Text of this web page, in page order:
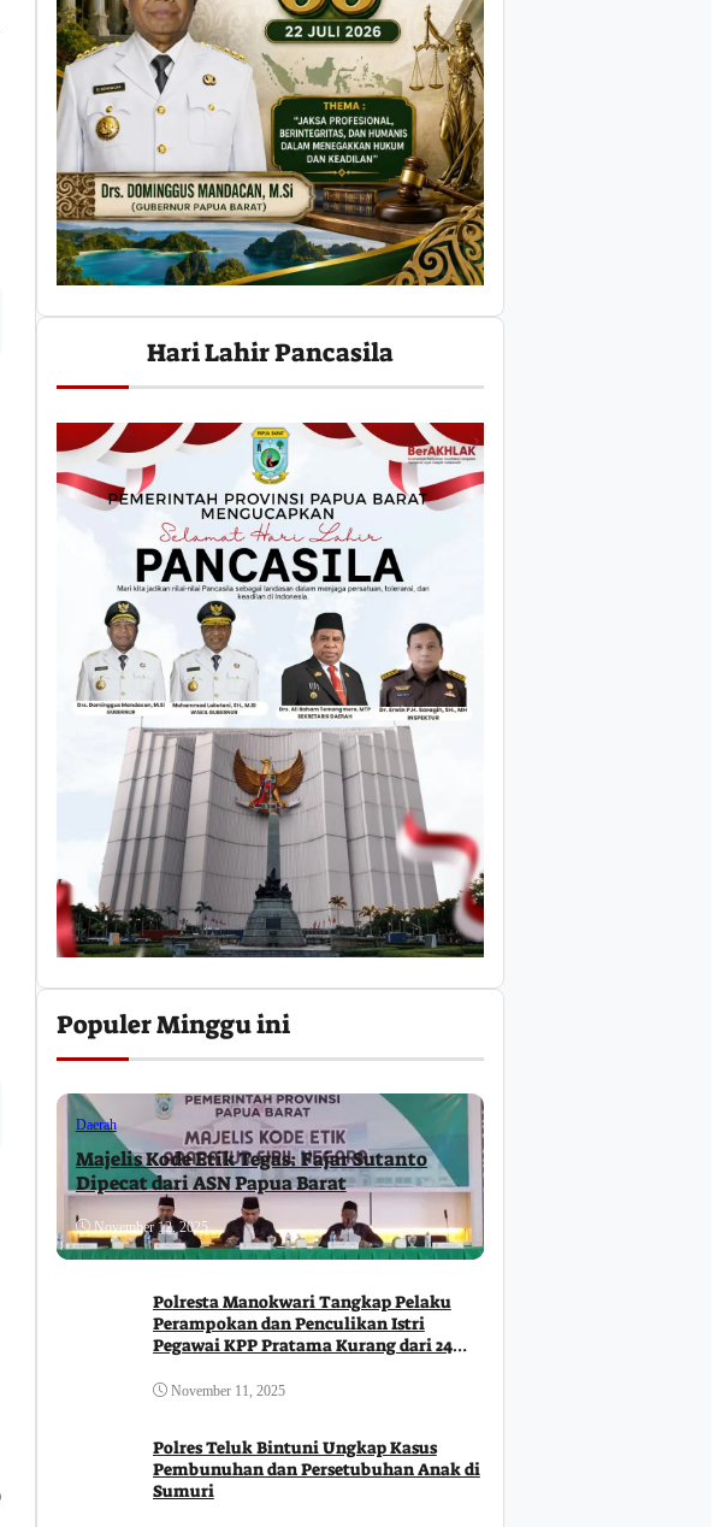
Hari Lahir Pancasila
Populer Minggu ini
Daerah
Majelis Kode Etik Tegas: Fajar Sutanto
Dipecat dari ASN Papua Barat
November 12, 2025
Polresta Manokwari Tangkap Pelaku
Perampokan dan Penculikan Istri
Pegawai KPP Pratama Kurang dari 24
November 11, 2025
Polres Teluk Bintuni Ungkap Kasus
Pembunuhan dan Persetubuhan Anak di
Sumuri